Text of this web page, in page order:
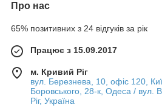
Що таке комерційна
Комерційна гібридна сонячна
сучасне енергоефективне рішення,
мережевихта автономних сонячних
Про нас
65% позитивних з 24 відгуків за рік
Працює з 15.09.2017
м. Кривий Ріг
вул. Березнева, 10, офіс 120,
Боровського, 28-к, Одеса / вул.
Ріг, Україна